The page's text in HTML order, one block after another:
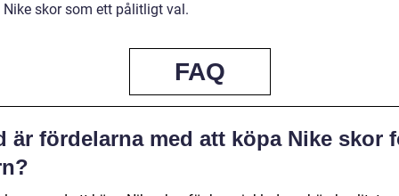
Nike skor som ett pålitligt val.
FAQ
är fördelarna med att köpa Nike skor